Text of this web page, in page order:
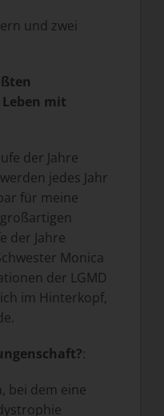
und zwei
mit
der Jahre
jedes Jahr
für meine
der Jahre
Monica
der LGMD
im Hinterkopf,
:
bei dem eine